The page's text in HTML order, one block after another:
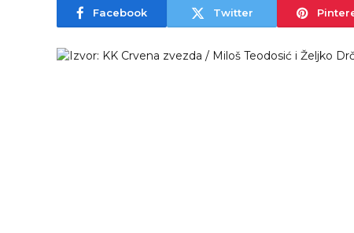
Facebook Twitter